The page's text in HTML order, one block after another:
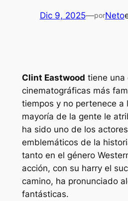
Dic 9, 2025—porNeto
Clint Eastwood tiene una
cinematográficas más
tiempos y no pertenece a
mayoría de la gente le
ha sido uno de los
emblemáticos de la
tanto en el género
acción, con su harry el
camino, ha pronunciado
fantásticas.